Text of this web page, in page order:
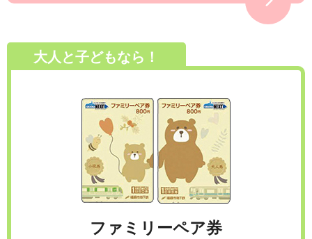
大人と子どもなら！
ファミリーペア券